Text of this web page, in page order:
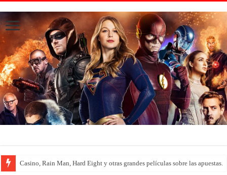
Casino, Rain Man, Hard Eight y otras grandes películas sobre las apuestas.
Introducción al maravilloso mundo de ‘Deadly Premonition’